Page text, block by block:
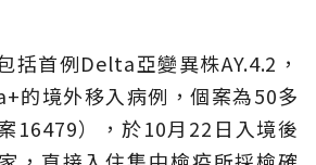
括首例Delta亞變異株AY.4.2，
的境外移入病例，個案為50多
16479），於10月22日入境後